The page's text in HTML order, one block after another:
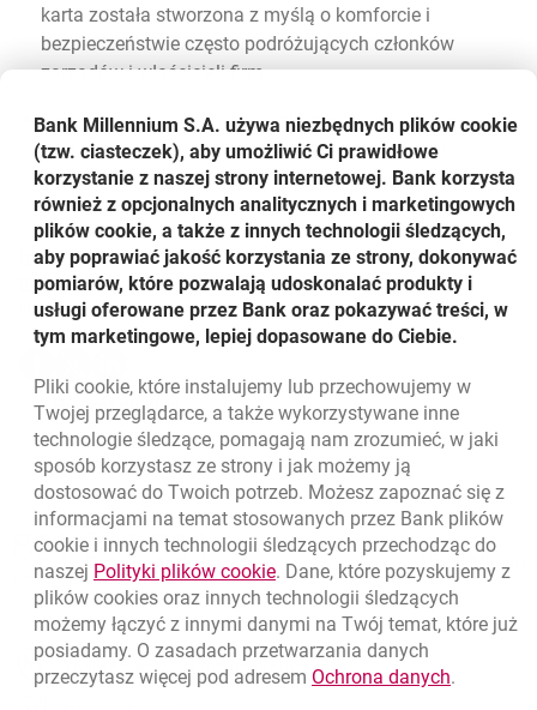
karta została stworzona z myślą o komforcie i
bezpieczeństwie często podróżujących członków
zarządów i właścicieli firm.
wdrożenie usługi ApplePay(zbliżeniowe płatności
telefonem i smartwatchem z systemem iOS) dla
użytkowników wszystkich kart korporacyjnych.
Wyniki Grupy dostępne są również pod adresem:
https://www.bankmillennium.pl/o-banku/relacje-
inwestorskie
Udostępnij
otwiera się w nowej karcie
otwiera się w nowej karcie
otwiera się w nowej karcie
Powrót do listy
Nawigacja dolna
Zadzwoń do nas
801 331 331
(+48) 22 598 40 40
Migam
Znajdź placówkę lub bankomat otwiera się w nowej karcie
Bank Millennium S.A. używa niezbędnych plików cookie
(tzw. ciasteczek), aby umożliwić Ci prawidłowe
korzystanie z naszej strony internetowej. Bank korzysta
również z opcjonalnych analitycznych i marketingowych
plików cookie, a także z innych technologii śledzących,
aby poprawiać jakość korzystania ze strony, dokonywać
pomiarów, które pozwalają udoskonalać produkty i
usługi oferowane przez Bank oraz pokazywać treści, w
tym marketingowe, lepiej dopasowane do Ciebie.
Pliki cookie, które instalujemy lub przechowujemy w
Twojej przeglądarce, a także wykorzystywane inne
technologie śledzące, pomagają nam zrozumieć, w jaki
sposób korzystasz ze strony i jak możemy ją
dostosować do Twoich potrzeb. Możesz zapoznać się z
informacjami na temat stosowanych przez Bank plików
cookie i innych technologii śledzących przechodząc do
naszej Polityki plików cookielink otwiera się w nowym oknie
. Dane, które pozyskujemy z
plików cookies oraz innych technologii śledzących
możemy łączyć z innymi danymi na Twój temat, które już
posiadamy. O zasadach przetwarzania danych
przeczytasz więcej pod adresem Ochrona danychlink
.